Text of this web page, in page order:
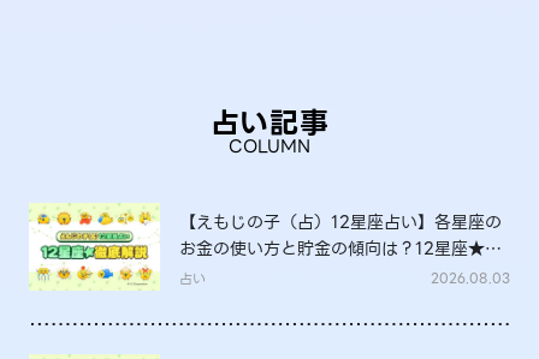
占い記事
COLUMN
【えもじの子（占）12星座占い】各星座の
お金の使い方と貯金の傾向は？12星座★徹
底解説
占い 2026.08.03